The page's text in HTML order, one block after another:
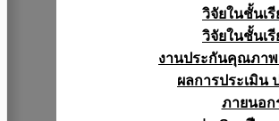
วิจัยในชั้นเ
วิจัยในชั้นเ
งานประกันคุณภา
ผลการประเมิน
ภายนอก